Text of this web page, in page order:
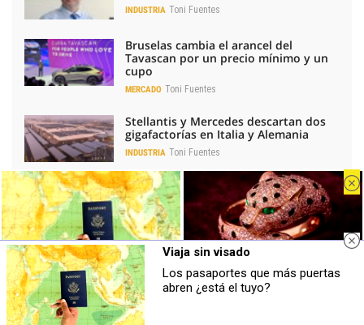
INDUSTRIA Toni Fuentes
Bruselas cambia el arancel del
Tavascan por un precio mínimo y un
cupo
MERCADO Toni Fuentes
Stellantis y Mercedes descartan dos
gigafactorías en Italia y Alemania
INDUSTRIA Toni Fuentes
La red de carga de eléctricos sufre un
leve ajuste, pero gana potencia
TENDENCIAS Toni Fuentes
La electrificación de la movilidad
impulsa los resultados de ABB en
España
INDUSTRIA
Viaja sin visado
Los pasaportes que más puertas
abren ¿está el tuyo?
Belleza indomable
El diamante que simboliza la
Viaja sin visado
Los pasaportes que más puertas
abren ¿está el tuyo?